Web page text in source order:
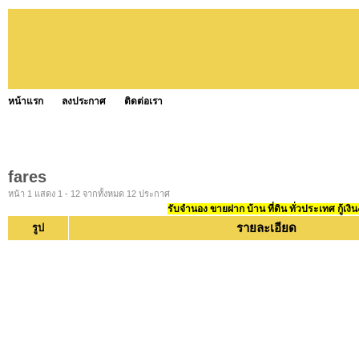
หน้าแรก ลงประกาศ ติดต่อเรา
fares
หน้า 1 แสดง 1 - 12 จากทั้งหมด 12 ประกาศ
รับจำนอง ขายฝาก บ้าน ที่ดิน ทั่วประเทศ กู้เงิ
รูป รายละเอียด